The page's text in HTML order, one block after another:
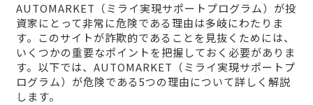
AUTOMARKET（ミライ実現サポートプログラム）が投
資家にとって非常に危険である理由は多岐にわたりま
す。このサイトが詐欺的であることを見抜くためには、
いくつかの重要なポイントを把握しておく必要がありま
す。以下では、AUTOMARKET（ミライ実現サポートプ
ログラム）が危険である5つの理由について詳しく解説
します。